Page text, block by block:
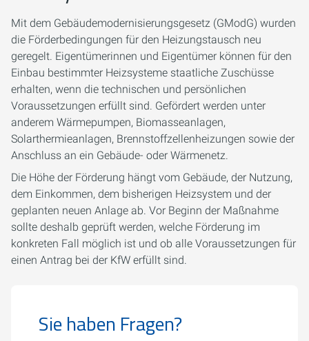
Mit dem Gebäudemodernisierungsgesetz (GModG) wurden
die Förderbedingungen für den Heizungstausch neu
geregelt. Eigentümerinnen und Eigentümer können für den
Einbau bestimmter Heizsysteme staatliche Zuschüsse
erhalten, wenn die technischen und persönlichen
Voraussetzungen erfüllt sind. Gefördert werden unter
anderem Wärmepumpen, Biomasseanlagen,
Solarthermieanlagen, Brennstoffzellenheizungen sowie der
Anschluss an ein Gebäude- oder Wärmenetz.
Die Höhe der Förderung hängt vom Gebäude, der Nutzung,
dem Einkommen, dem bisherigen Heizsystem und der
geplanten neuen Anlage ab. Vor Beginn der Maßnahme
sollte deshalb geprüft werden, welche Förderung im
konkreten Fall möglich ist und ob alle Voraussetzungen für
einen Antrag bei der KfW erfüllt sind.
Sie haben Fragen?